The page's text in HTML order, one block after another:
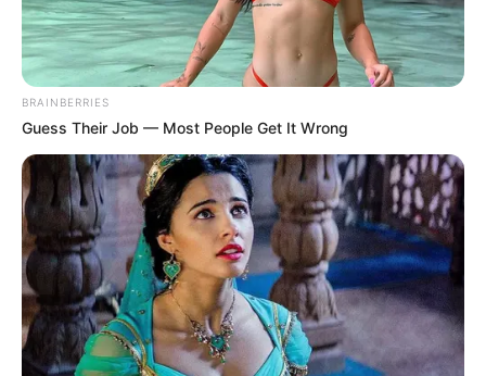
BRAINBERRIES
Guess Their Job — Most People Get It Wrong